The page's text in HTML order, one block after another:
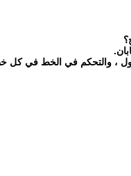
، والتحكم في الخط في كل